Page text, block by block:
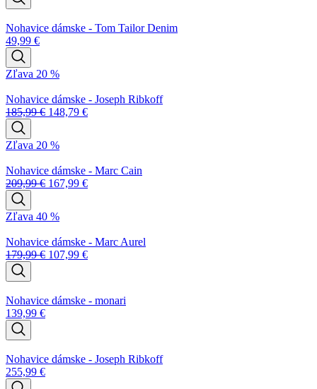
Nohavice dámske - Tom Tailor Denim
49,99 €
Zľava 20 %
Nohavice dámske - Joseph Ribkoff
185,99€ 148,79 €
Zľava 20 %
Nohavice dámske - Marc Cain
209,99€ 167,99 €
Zľava 40 %
Nohavice dámske - Marc Aurel
179,99€ 107,99 €
Nohavice dámske - monari
139,99 €
Nohavice dámske - Joseph Ribkoff
255,99 €